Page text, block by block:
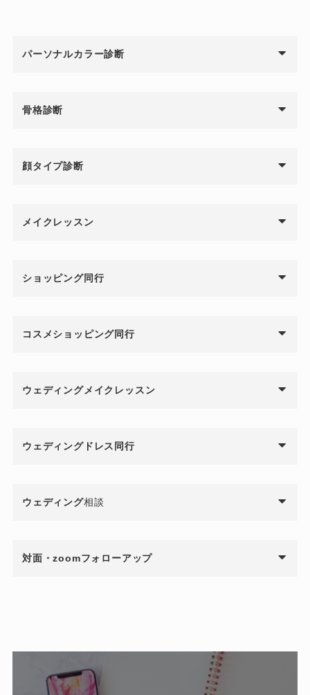
パーソナルカラー診断
骨格診断
顔タイプ診断
メイクレッスン
ショッピング同行
コスメショッピング同行
ウェディングメイクレッスン
ウェディングドレス同行
ウェディング相談
対面・zoomフォローアップ